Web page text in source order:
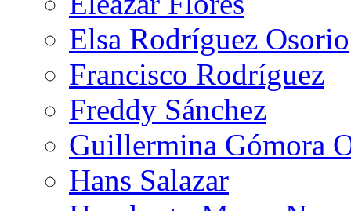
Elsa Rodríguez Osorio
Francisco Rodríguez
Freddy Sánchez
Guillermina Gómora
Hans Salazar